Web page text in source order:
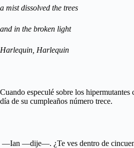
a mist dissolved the trees
and in the broken light
Harlequin, Harlequin
Cuando especulé sobre los
día de su cumpleaños número trece.
—Ian —dije—. ¿Te ves dentro de